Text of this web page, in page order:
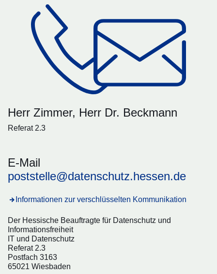
Herr Zimmer, Herr Dr. Beckmann
Referat 2.3
E-Mail
poststelle@datenschutz.hessen.de
Informationen zur verschlüsselten Kommunikation
Der Hessische Beauftragte für Datenschutz und
Informationsfreiheit
IT und Datenschutz
Referat 2.3
Postfach 3163
65021 Wiesbaden